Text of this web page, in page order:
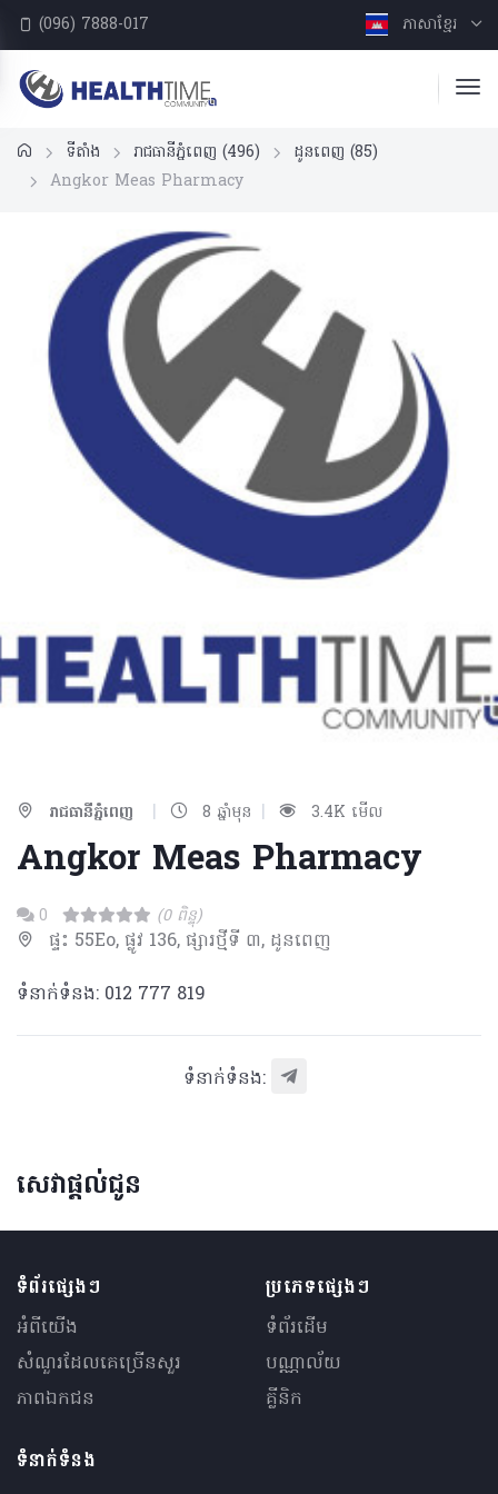
(096) 7888-017 ភាសាខ្មែរ
ទីតាំង រាជធានីភ្នំពេញ (496) ដូនពេញ (85)
Angkor Meas Pharmacy
រាជធានីភ្នំពេញ | 8 ឆ្នាំមុន | 3.4K មើល
Angkor Meas Pharmacy
0 (0 ពិន្ទុ)
ផ្ទះ 55Eo, ផ្លូវ 136, ផ្សារថ្មីទី ៣, ដូនពេញ
ទំនាក់ទំនង: 012​ 777 819
ទំនាក់ទំនង:
សេវាផ្តល់ជូន
ទំព័រផ្សេងៗ
អំពីយើង
សំណួរ​ដែលគេ​ច្រើន​សួរ
ភាពឯកជន
ប្រភេទផ្សេងៗ
ទំព័រដើម
បណ្ណាល័យ
គ្លីនិក
ទំនាក់ទំនង